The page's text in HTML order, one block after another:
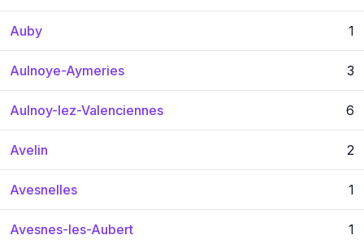
Auby 1
Aulnoye-Aymeries 3
Aulnoy-lez-Valenciennes 6
Avelin 2
Avesnelles 1
Avesnes-les-Aubert 1